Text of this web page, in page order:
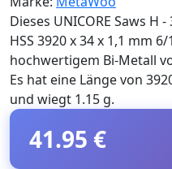
Dieses UNICORE Saws H
HSS 3920 x 34 x 1,1 mm
hochwertigem Bi-Metall
Es hat eine Länge von
und wiegt 1.15 g.
41.95 €